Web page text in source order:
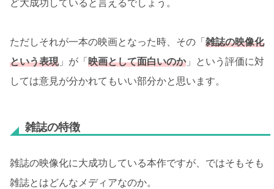
ど大成功していると言えるでしょう。
ただしそれが一本の映画となった時、その「 雑誌の映像化
という表現」が「 映画として面白いのか」という評価に対
しては意見が分かれてもいい部分かと思います。
雑誌の特徴
雑誌の映像化に大成功している本作ですが、ではそもそも
雑誌とはどんなメディアなのか。